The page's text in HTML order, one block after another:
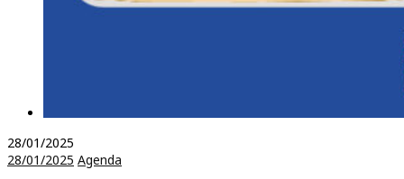
28/01/2025
28/01/2025 Agenda